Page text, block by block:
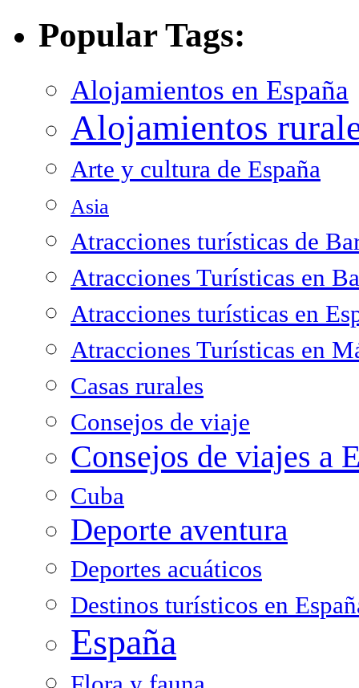
Popular Tags:
Alojamientos en España
Alojamientos
Arte y cultura de España
Asia
Atracciones turísticas de
Atracciones Turísticas en
Atracciones turísticas en
Atracciones Turísticas en
Casas rurales
Consejos de viaje
Consejos de viajes a
Cuba
Deporte aventura
Deportes acuáticos
Destinos turísticos en
España